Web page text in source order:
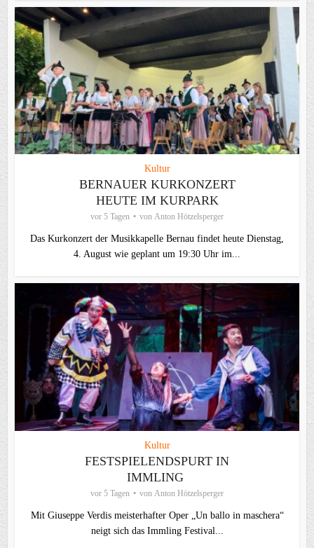
Kultur
BERNAUER KURKONZERT
HEUTE IM KURPARK
vor 5 Tagen von Anton Hötzelsperger
Das Kurkonzert der Musikkapelle Bernau findet heute Dienstag,
4. August wie geplant um 19:30 Uhr im...
Kultur
FESTSPIELENDSPURT IN
IMMLING
vor 5 Tagen von Anton Hötzelsperger
Mit Giuseppe Verdis meisterhafter Oper „Un ballo in maschera“
neigt sich das Immling Festival...